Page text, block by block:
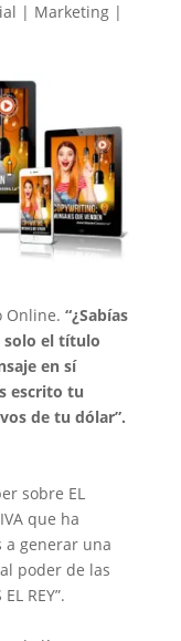
| Marketing|
Online. “¿Sabías
solo el título
en sí
escrito tu
de tu dólar”.
sobre EL
que ha
a generar una
poder de las
REY”.